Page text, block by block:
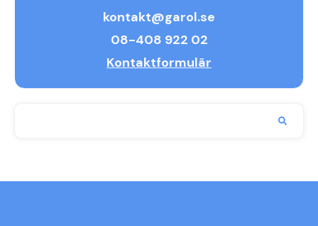
kontakt@garol.se
08-408 922 02
Kontaktformulär